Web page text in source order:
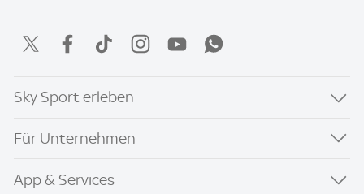
Sky Sport erleben
Für Unternehmen
App & Services